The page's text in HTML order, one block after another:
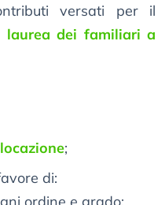
versati per il
dei familiari a
;
di: